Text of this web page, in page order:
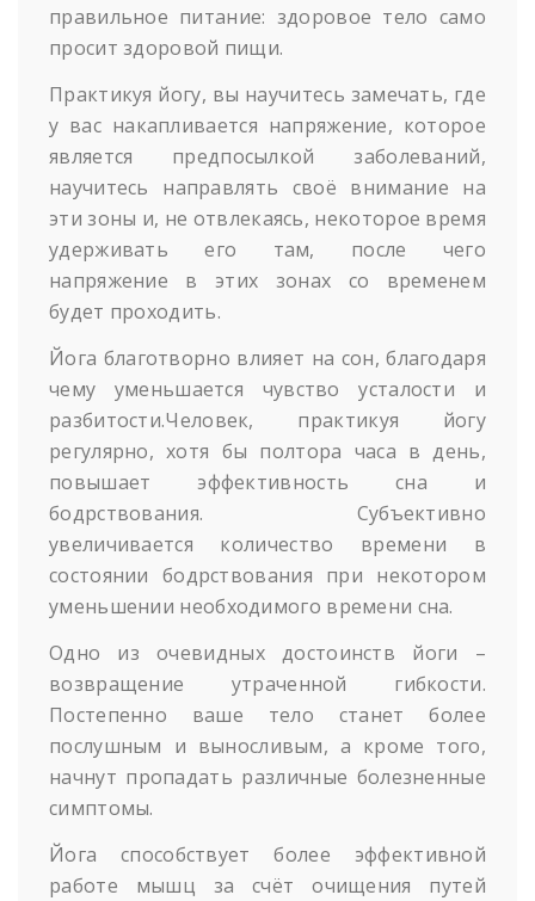
правильное питание: здоровое тело само
просит здоровой пищи.
Практикуя йогу, вы научитесь замечать, где
у вас накапливается напряжение, которое
является предпосылкой заболеваний,
научитесь направлять своё внимание на
эти зоны и, не отвлекаясь, некоторое время
удерживать его там, после чего
напряжение в этих зонах со временем
будет проходить.
Йога благотворно влияет на сон, благодаря
чему уменьшается чувство усталости и
разбитости.Человек, практикуя йогу
регулярно, хотя бы полтора часа в день,
повышает эффективность сна и
бодрствования. Субъективно
увеличивается количество времени в
состоянии бодрствования при некотором
уменьшении необходимого времени сна.
Одно из очевидных достоинств йоги –
возвращение утраченной гибкости.
Постепенно ваше тело станет более
послушным и выносливым, а кроме того,
начнут пропадать различные болезненные
симптомы.
Йога способствует более эффективной
работе мышц за счёт очищения путей